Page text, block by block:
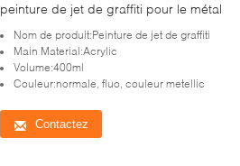
peinture de jet de graffiti pour le métal
Nom de produit:Peinture de jet de graffiti
Main Material:Acrylic
Volume:400ml
Couleur:normale, fluo, couleur metellic
Contactez